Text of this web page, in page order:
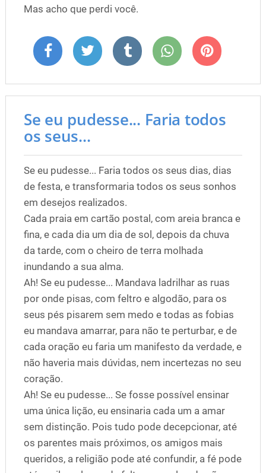
Mas acho que perdi você.
Se eu pudesse... Faria todos
os seus...
Se eu pudesse... Faria todos os seus dias, dias
de festa, e transformaria todos os seus sonhos
em desejos realizados.
Cada praia em cartão postal, com areia branca e
fina, e cada dia um dia de sol, depois da chuva
da tarde, com o cheiro de terra molhada
inundando a sua alma.
Ah! Se eu pudesse... Mandava ladrilhar as ruas
por onde pisas, com feltro e algodão, para os
seus pés pisarem sem medo e todas as fobias
eu mandava amarrar, para não te perturbar, e de
cada oração eu faria um manifesto da verdade, e
não haveria mais dúvidas, nem incertezas no seu
coração.
Ah! Se eu pudesse... Se fosse possível ensinar
uma única lição, eu ensinaria cada um a amar
sem distinção. Pois tudo pode decepcionar, até
os parentes mais próximos, os amigos mais
queridos, a religião pode até confundir, a fé pode